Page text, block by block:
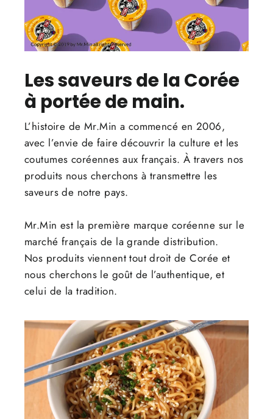
Les saveurs de la Corée
à portée de main.
L’histoire de Mr.Min a commencé en 2006,
avec l’envie de faire découvrir la culture et les
coutumes coréennes aux français. À travers nos
produits nous cherchons à transmettre les
saveurs de notre pays.
Mr.Min est la première marque coréenne sur le
marché français de la grande distribution.
Nos produits viennent tout droit de Corée et
nous cherchons le goût de l’authentique, et
celui de la tradition.